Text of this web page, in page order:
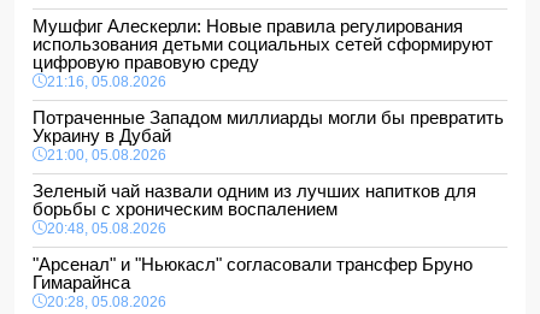
Мушфиг Алескерли: Новые правила регулирования
использования детьми социальных сетей сформируют
цифровую правовую среду
21:16, 05.08.2026
Потраченные Западом миллиарды могли бы превратить
Украину в Дубай
21:00, 05.08.2026
Зеленый чай назвали одним из лучших напитков для
борьбы с хроническим воспалением
20:48, 05.08.2026
"Арсенал" и "Ньюкасл" согласовали трансфер Бруно
Гимарайнса
20:28, 05.08.2026